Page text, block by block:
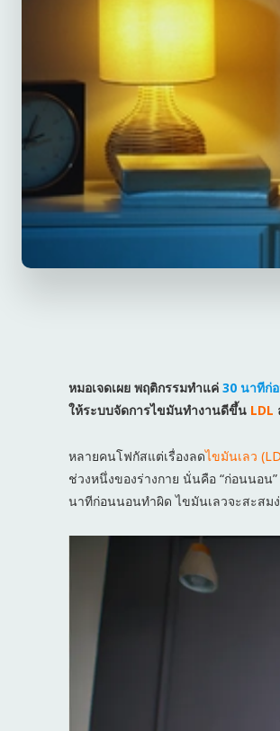
หมอเจดเผย พฤติกรรมทำแค่ 30 นาทีก่
ให้ระบบจัดการไขมันทำงานดีขึ้น LDL
หลายคนโฟกัสแต่เรื่องลดไขมันเลว
ช่วงหนึ่งของร่างกาย นั่นคือ “ก่อนนอน
นาทีก่อนนอนทำผิด ไขมันเลวจะสะสม